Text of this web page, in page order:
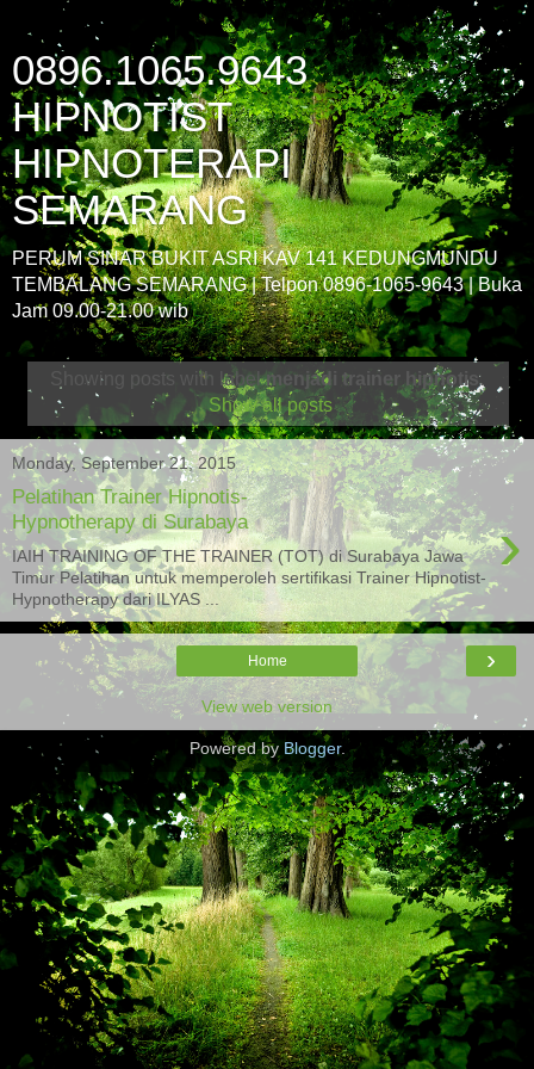
0896.1065.9643
HIPNOTIST
HIPNOTERAPI
SEMARANG
PERUM SINAR BUKIT ASRI KAV 141 KEDUNGMUNDU
TEMBALANG SEMARANG | Telpon 0896-1065-9643 | Buka
Jam 09.00-21.00 wib
Showing posts with labelmenjadi trainer hipnotis .
Show all posts
Monday, September 21, 2015
Pelatihan Trainer Hipnotis-
Hypnotherapy di Surabaya
›
IAIH TRAINING OF THE TRAINER (TOT) di Surabaya Jawa
Timur Pelatihan untuk memperoleh sertifikasi Trainer Hipnotist-
Hypnotherapy dari ILYAS ...
›
Home
View web version
Powered by Blogger.